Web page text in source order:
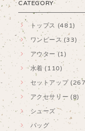
CATEGORY
トップス (481)
ワンピース (33)
アウター (1)
水着 (110)
セットアップ
アクセサリー (8)
シューズ
バッグ